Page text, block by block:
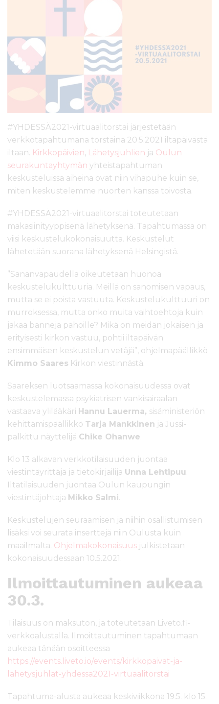
#YHDESSÄ2021-virtuaalitorstai järjestetään
verkkotapahtumana torstaina 20.5.2021 iltapäivästä
iltaan. Kirkkopäivien, Lähetysjuhlien ja Oulun
seurakuntayhtymän yhteistapahtuman
keskusteluissa aiheina ovat niin vihapuhe kuin se,
miten keskustelemme nuorten kanssa toivosta.
#YHDESSÄ2021-virtuaalitorstai toteutetaan
makasiinityyppisenä lähetyksenä. Tapahtumassa on
viisi keskustelukokonaisuutta. Keskustelut
lähetetään suorana lähetyksenä Helsingistä.
”Sananvapaudella oikeutetaan huonoa
keskustelukulttuuria. Meillä on sanomisen vapaus,
mutta se ei poista vastuuta. Keskustelukulttuuri on
murroksessa, mutta onko muita vaihtoehtoja kuin
jakaa banneja pahoille? Mikä on meidän jokaisen ja
erityisesti kirkon vastuu, pohtii iltapäivän
ensimmäisen keskustelun vetäjä”, ohjelmapäällikkö
Kimmo Saares Kirkon viestinnästä.
Saareksen luotsaamassa kokonaisuudessa ovat
keskustelemassa psykiatrisen vankisairaalan
vastaava ylilääkäri Hannu Lauerma, sisäministeriön
kehittämispäällikkö Tarja Mankkinen ja Jussi-
palkittu näyttelijä Chike Ohanwe.
Klo 13 alkavan verkkotilaisuuden juontaa
viestintäyrittäjä ja tietokirjailija Unna Lehtipuu.
Iltatilaisuuden juontaa Oulun kaupungin
viestintäjohtaja Mikko Salmi.
Keskustelujen seuraamisen ja niihin osallistumisen
lisäksi voi seurata inserttejä niin Oulusta kuin
maailmalta. Ohjelmakokonaisuus julkistetaan
kokonaisuudessaan 10.5.2021.
Ilmoittautuminen aukeaa
30.3.
Tilaisuus on maksuton, ja toteutetaan Liveto.fi-
verkkoalustalla. Ilmoittautuminen tapahtumaan
aukeaa tänään osoitteessa
https://events.liveto.io/events/kirkkopaivat-ja-
lahetysjuhlat-yhdessa2021-virtuaalitorstai
Tapahtuma-alusta aukeaa keskiviikkona 19.5. klo 15.